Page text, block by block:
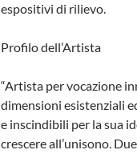
espositivi di rilievo.
Profilo dell’Artista
“Artista per vocazione
dimensioni esistenziali
e inscindibili per la sua
crescere all’unisono.